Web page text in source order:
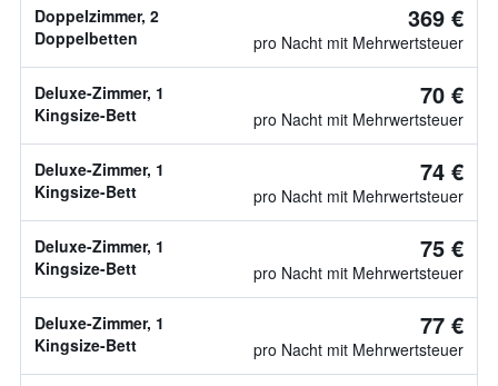
Doppelzimmer, 2
Doppelbetten
369 €
pro Nacht mit Mehrwertsteuer
Deluxe-Zimmer, 1
Kingsize-Bett
70 €
pro Nacht mit Mehrwertsteuer
Deluxe-Zimmer, 1
Kingsize-Bett
74 €
pro Nacht mit Mehrwertsteuer
Deluxe-Zimmer, 1
Kingsize-Bett
75 €
pro Nacht mit Mehrwertsteuer
Deluxe-Zimmer, 1
Kingsize-Bett
77 €
pro Nacht mit Mehrwertsteuer